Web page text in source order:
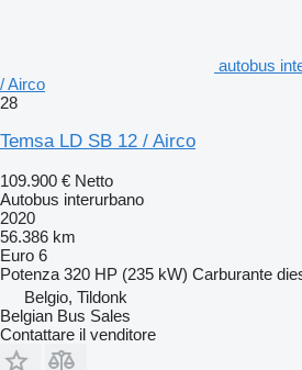
autobus
/ Airco
28
Temsa LD SB 12 / Airco
109.900 € Netto
Autobus interurbano
2020
56.386 km
Euro 6
Potenza 320 HP (235 kW) Carburante
Belgio, Tildonk
Belgian Bus Sales
Contattare il venditore